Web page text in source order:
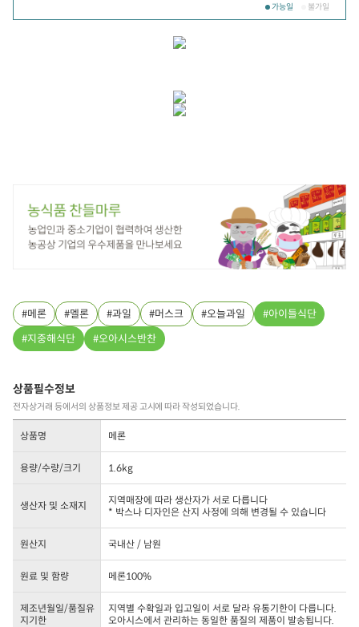
가능일 불가일
메론 멜론 과일 머스크 오늘과일
아이들식단
지중해식단
오아시스반찬
상품필수정보
전자상거래 등에서의 상품정보 제공 고시에 따라 작성되었습니다.
상품명 메론
용량/수량/크기 1.6kg
생산자 및 소재지
지역매장에 따라 생산자가 서로 다릅니다
* 박스나 디자인은 산지 사정에 의해 변경될 수 있습니다
원산지 국내산 / 남원
원료 및 함량 메론100%
제조년월일/품질유
지기한
지역별 수확일과 입고일이 서로 달라 유통기한이 다릅니다.
오아시스에서 관리하는 동일한 품질의 제품이 발송됩니다.